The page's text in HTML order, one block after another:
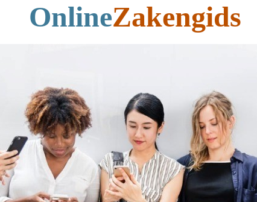
OnlineZakengids